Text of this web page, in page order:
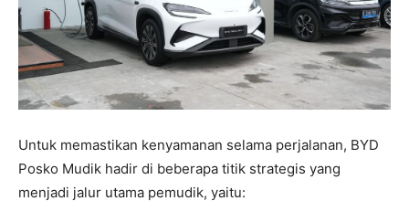
Untuk memastikan kenyamanan selama perjalanan, BYD
Posko Mudik hadir di beberapa titik strategis yang
menjadi jalur utama pemudik, yaitu: